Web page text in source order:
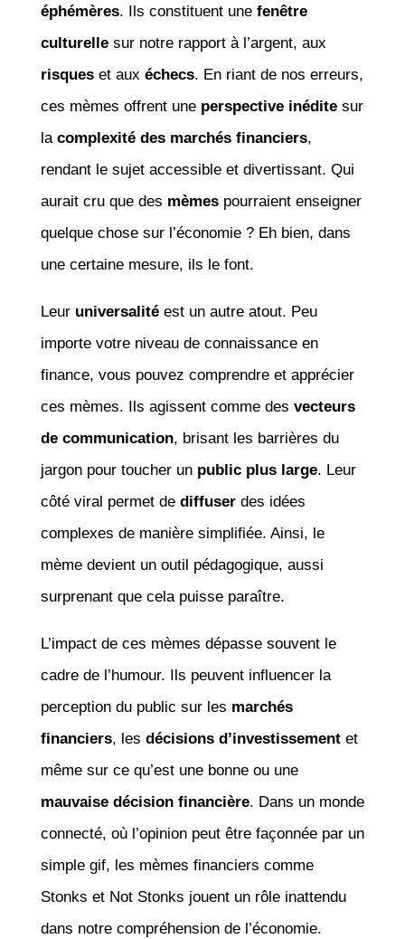
éphémères. Ils constituent une fenêtre
culturellesur notre rapport à l’argent, aux
risqueset aux échecs. En riant de nos erreurs,
ces mèmes offrent une perspective inéditesur
la complexité des marchés financiers,
rendant le sujet accessible et divertissant. Qui
aurait cru que des mèmespourraient enseigner
quelque chose sur l’économie ? Eh bien, dans
une certaine mesure, ils le font.
Leur universalitéest un autre atout. Peu
importe votre niveau de connaissance en
finance, vous pouvez comprendre et apprécier
ces mèmes. Ils agissent comme des vecteurs
de communication, brisant les barrières du
jargon pour toucher un public plus large. Leur
côté viral permet de diffuserdes idées
complexes de manière simplifiée. Ainsi, le
mème devient un outil pédagogique, aussi
surprenant que cela puisse paraître.
L’impact de ces mèmes dépasse souvent le
cadre de l’humour. Ils peuvent influencer la
perception du public sur les marchés
financiers, les décisions d’investissementet
même sur ce qu’est une bonne ou une
mauvaise décision financière. Dans un monde
connecté, où l’opinion peut être façonnée par un
simple gif, les mèmes financiers comme
Stonks et Not Stonks jouent un rôle inattendu
dans notre compréhension de l’économie.